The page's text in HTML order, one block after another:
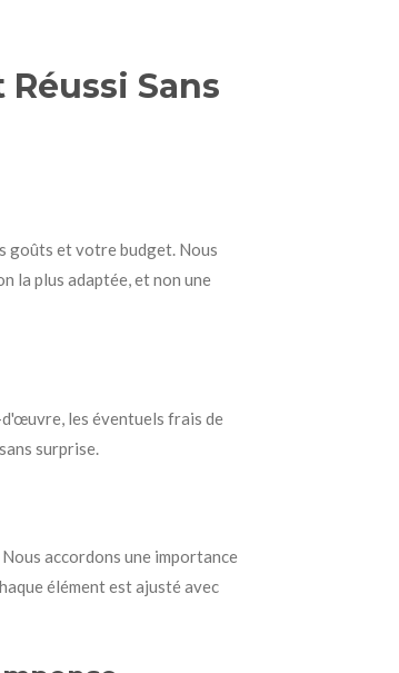
Sans
goûts et votre budget. Nous
la plus adaptée, et non une
les éventuels frais de
surprise.
accordons une importance
élément est ajusté avec